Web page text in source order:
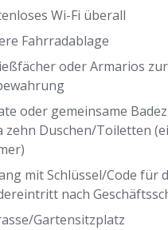
Wi-Fi überall
Fahrradablage
oder Armarios
oder gemeinsame
zehn Duschen/Toiletten
mit Schlüssel/Code für
nach
Gartensitzplatz